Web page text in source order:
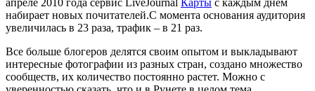
набирает новых почитателей.С момента основания аудитория
увеличилась в 23 раза, трафик – в 21 раз.
Все больше блогеров делятся своим опытом и выкладывают
интересные фотографии из разных стран, создано множество
сообществ, их количество постоянно растет. Можно с